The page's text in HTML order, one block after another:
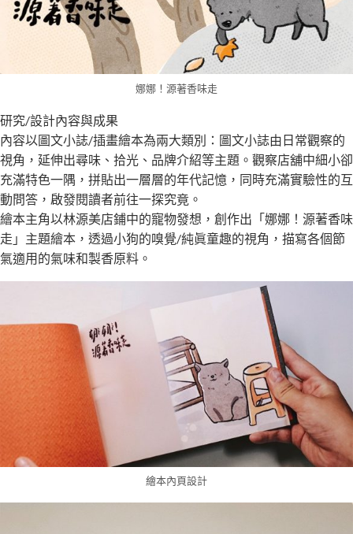
娜娜！源著香味走
研究/設計內容與成果
內容以圖文小誌/插畫繪本為兩大類別：圖文小誌由日常觀察的
視角，延伸出尋味、拾光、品牌介紹等主題。觀察店舖中細小卻
充滿特色一隅，拼貼出一層層的年代記憶，同時充滿實驗性的互
動問答，啟發閱讀者前往一探究竟。
繪本主角以林源美店鋪中的寵物發想，創作出「娜娜！源著香味
走」主題繪本，透過小狗的嗅覺/純眞童趣的視角，描寫各個節
氣適用的氣味和製香原料。
繪本內頁設計